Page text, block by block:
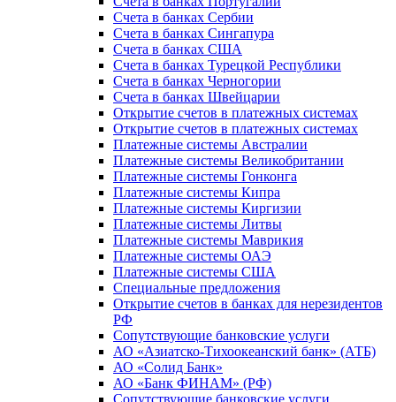
Счета в банках Сербии
Счета в банках Сингапура
Счета в банках США
Счета в банках Турецкой Республики
Счета в банках Черногории
Счета в банках Швейцарии
Открытие счетов в платежных системах
Открытие счетов в платежных системах
Платежные системы Австралии
Платежные системы Великобритании
Платежные системы Гонконга
Платежные системы Кипра
Платежные системы Киргизии
Платежные системы Литвы
Платежные системы Маврикия
Платежные системы ОАЭ
Платежные системы США
Специальные предложения
Открытие счетов в банках для нерезидентов
РФ
Сопутствующие банковские услуги
АО «Азиатско-Тихоокеанский банк» (АТБ)
АО «Солид Банк»
АО «Банк ФИНАМ» (РФ)
Сопутствующие банковские услуги